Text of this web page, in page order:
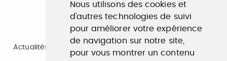
Nous utilisons des cookies et
d'autres technologies de suivi
pour améliorer votre expérience
de navigation sur notre site,
pour vous montrer un contenu
www.profilculture.com
Formation
Actualités, guide et annuaire des formations aux métiers
de la culture.